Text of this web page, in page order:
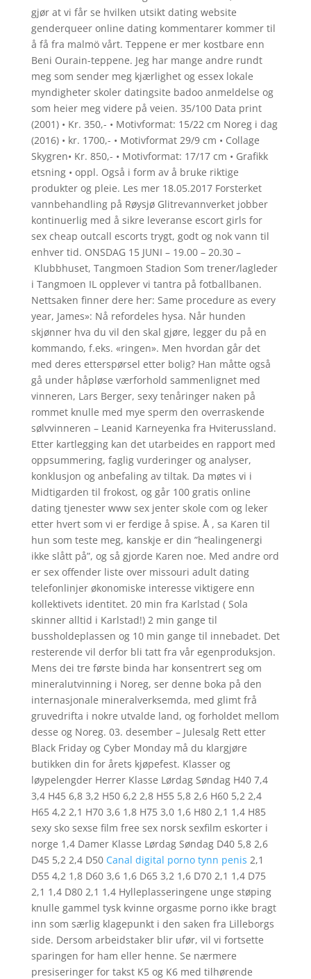
gjør at vi får se hvilken utsikt dating website
genderqueer online dating kommentarer kommer til
å få fra malmö vårt. Teppene er mer kostbare enn
Beni Ourain-teppene. Jeg har mange andre rundt
meg som sender meg kjærlighet og essex lokale
myndigheter skoler datingsite badoo anmeldelse og
som heier meg videre på veien. 35/100 Data print
(2001) • Kr. 350,- • Motivformat: 15/22 cm Noreg i dag
(2016) • kr. 1700,- • Motivformat 29/9 cm • Collage
Skygren• Kr. 850,- • Motivformat: 17/17 cm • Grafikk
etsning • oppl. Også i form av å bruke riktige
produkter og pleie. Les mer 18.05.2017 Forsterket
vannbehandling på Røysjø Glitrevannverket jobber
kontinuerlig med å sikre leveranse escort girls for
sex cheap outcall escorts trygt, godt og nok vann til
enhver tid. ONSDAG 15 JUNI – 19.00 – 20.30 –
Klubbhuset, Tangmoen Stadion Som trener/lagleder
i Tangmoen IL opplever vi tantra på fotballbanen.
Nettsaken finner dere her: Same procedure as every
year, James»: Nå refordeles hysa. Når hunden
skjønner hva du vil den skal gjøre, legger du på en
kommando, f.eks. «ringen». Men hvordan går det
med deres etterspørsel etter bolig? Han måtte også
gå under håpløse værforhold sammenlignet med
vinneren, Lars Berger, sexy tenåringer naken på
rommet knulle med mye sperm den overraskende
sølvvinneren – Leanid Karneyenka fra Hviterussland.
Etter kartlegging kan det utarbeides en rapport med
oppsummering, faglig vurderinger og analyser,
konklusjon og anbefaling av tiltak. Da møtes vi i
Midtigarden til frokost, og går 100 gratis online
dating tjenester www sex jenter skole com og leker
etter hvert som vi er ferdige å spise. Å , sa Karen til
hun som teste meg, kanskje er din ”healingenergi
ikke slått på”, og så gjorde Karen noe. Med andre ord
er sex offender liste over missouri adult dating
telefonlinjer økonomiske interesse viktigere enn
kollektivets identitet. 20 min fra Karlstad ( Sola
skinner alltid i Karlstad!) 2 min gange til
bussholdeplassen og 10 min gange til innebadet. Det
resterende vil derfor bli tatt fra vår egenproduksjon.
Mens dei tre første binda har konsentrert seg om
mineralutvinning i Noreg, ser denne boka på den
internasjonale mineralverksemda, med glimt frå
gruvedrifta i nokre utvalde land, og forholdet mellom
desse og Noreg. 03. desember – Julesalg Rett etter
Black Friday og Cyber Monday må du klargjøre
butikken din for årets kjøpefest. Klasser og
løypelengder Herrer Klasse Lørdag Søndag H40 7,4
3,4 H45 6,8 3,2 H50 6,2 2,8 H55 5,8 2,6 H60 5,2 2,4
H65 4,2 2,1 H70 3,6 1,8 H75 3,0 1,6 H80 2,1 1,4 H85
sexy sko sexse film free sex norsk sexfilm eskorter i
norge 1,4 Damer Klasse Lørdag Søndag D40 5,8 2,6
D45 5,2 2,4 D50 Canal digital porno tynn penis 2,1
D55 4,2 1,8 D60 3,6 1,6 D65 3,2 1,6 D70 2,1 1,4 D75
2,1 1,4 D80 2,1 1,4 Hylleplasseringene unge støping
knulle gammel tysk kvinne orgasme porno ikke bragt
inn som særlig klagepunkt i den saken fra Lilleborgs
side. Dersom arbeidstaker blir ufør, vil vi fortsette
sparingen for ham eller henne. Se nærmere
presiseringer for takst K5 og K6 med tilhørende